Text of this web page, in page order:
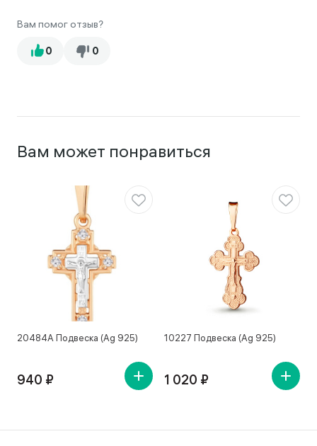
Вам помог отзыв?
Вам может понравиться
20484А Подвеска (Ag 925)
940 ₽
10227 Подвеска (Ag 925)
1 020 ₽